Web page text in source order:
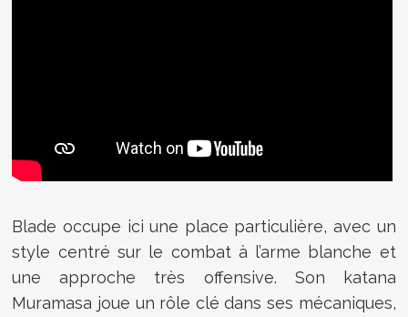
Blade occupe ici une place particulière, avec un
style centré sur le combat à l’arme blanche et
une approche très offensive. Son katana
Muramasa joue un rôle clé dans ses mécaniques,